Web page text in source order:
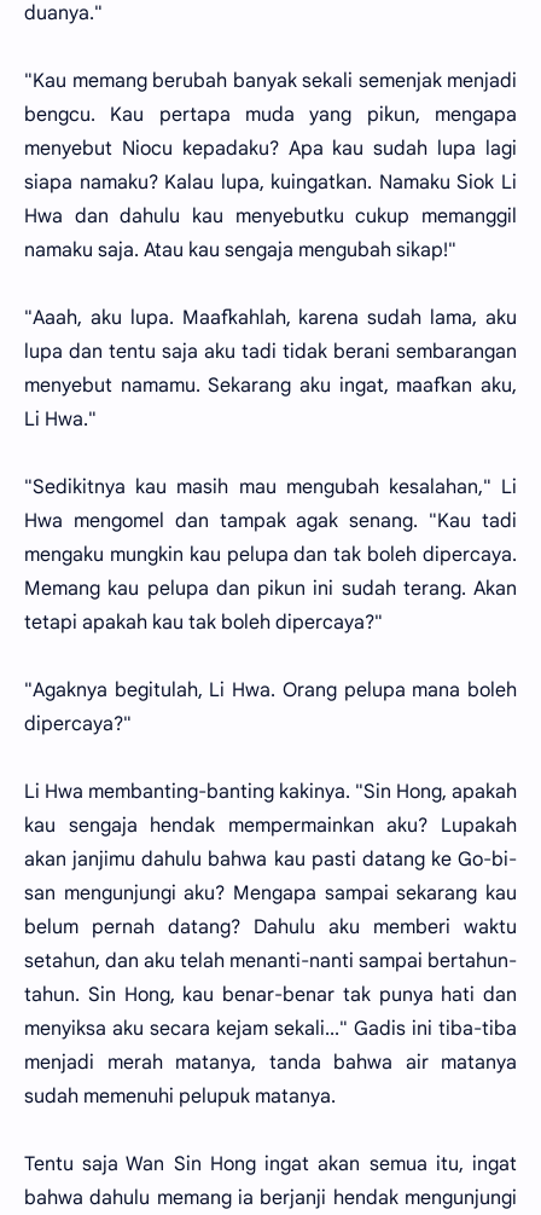
duanya."
"Kau memang berubah banyak sekali semenjak menjadi
bengcu. Kau pertapa muda yang pikun, mengapa
menyebut Niocu kepadaku? Apa kau sudah lupa lagi
siapa namaku? Kalau lupa, kuingatkan. Namaku Siok Li
Hwa dan dahulu kau menyebutku cukup memanggil
namaku saja. Atau kau sengaja mengubah sikap!"
"Aaah, aku lupa. Maafkahlah, karena sudah lama, aku
lupa dan tentu saja aku tadi tidak berani sembarangan
menyebut namamu. Sekarang aku ingat, maafkan aku,
Li Hwa."
"Sedikitnya kau masih mau mengubah kesalahan," Li
Hwa mengomel dan tampak agak senang. "Kau tadi
mengaku mungkin kau pelupa dan tak boleh dipercaya.
Memang kau pelupa dan pikun ini sudah terang. Akan
tetapi apakah kau tak boleh dipercaya?"
"Agaknya begitulah, Li Hwa. Orang pelupa mana boleh
dipercaya?"
Li Hwa membanting-banting kakinya. "Sin Hong, apakah
kau sengaja hendak mempermainkan aku? Lupakah
akan janjimu dahulu bahwa kau pasti datang ke Go-bi-
san mengunjungi aku? Mengapa sampai sekarang kau
belum pernah datang? Dahulu aku memberi waktu
setahun, dan aku telah menanti-nanti sampai bertahun-
tahun. Sin Hong, kau benar-benar tak punya hati dan
menyiksa aku secara kejam sekali..." Gadis ini tiba-tiba
menjadi merah matanya, tanda bahwa air matanya
sudah memenuhi pelupuk matanya.
Tentu saja Wan Sin Hong ingat akan semua itu, ingat
bahwa dahulu memang ia berjanji hendak mengunjungi